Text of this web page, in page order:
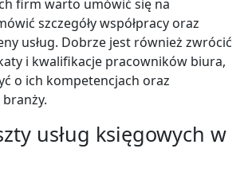
firm warto umówić się na
szczegóły współpracy oraz
usług. Dobrze jest również zwrócić
i kwalifikacje pracowników biura,
o ich kompetencjach oraz
usług księgowych w